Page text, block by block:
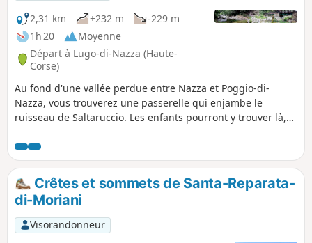
2,31 km
+232 m
-229 m
1h 20
Moyenne
Départ à Lugo-di-Nazza (Haute-
Corse)
Au fond d'une vallée perdue entre Nazza et Poggio-di-
Nazza, vous trouverez une passerelle qui enjambe le
ruisseau de Saltaruccio. Les enfants pourront y trouver là,
randonnée est d'une difficulté moyenne liée à la pente
empruntée parfois forte, mais elle est relativement facile
car de courte distance. Ainsi, vous pourrez facilement la
faire en famille et prévoir un pique-nique.
Crêtes et sommets de Santa-Reparata-
di-Moriani
Visorandonneur